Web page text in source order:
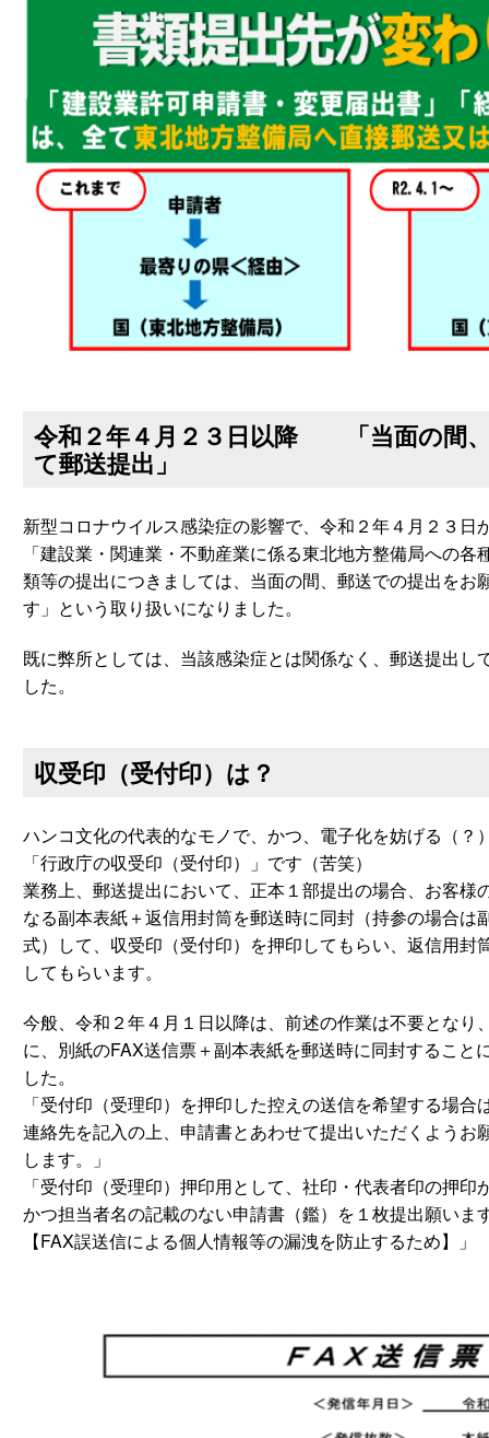
令和２年４月２３日以降 「当面の間
て郵送提出」
新型コロナウイルス感染症の影響で、令和２年４月２３日
「建設業・関連業・不動産業に係る東北地方整備局への各
類等の提出につきましては、当面の間、郵送での提出をお
す」という取り扱いになりました。
既に弊所としては、当該感染症とは関係なく、郵送提出し
した。
収受印（受付印）は？
ハンコ文化の代表的なモノで、かつ、電子化を妨げる（？
「行政庁の収受印（受付印）」です（苦笑）
業務上、郵送提出において、正本１部提出の場合、お客様
なる副本表紙＋返信用封筒を郵送時に同封（持参の場合は
式）して、収受印（受付印）を押印してもらい、返信用封
してもらいます。
今般、令和２年４月１日以降は、前述の作業は不要となり
に、別紙のFAX送信票＋副本表紙を郵送時に同封すること
した。
「受付印（受理印）を押印した控えの送信を希望する場合
連絡先を記入の上、申請書とあわせて提出いただくようお
します。」
「受付印（受理印）押印用として、社印・代表者印の押印
かつ担当者名の記載のない申請書（鑑）を１枚提出願いま
【FAX誤送信による個人情報等の漏洩を防止するため】」